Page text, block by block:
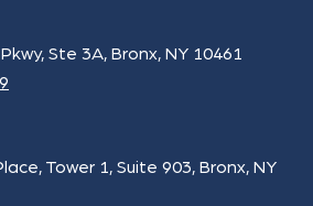
Ste 3A, Bronx, NY 10461
Tower 1, Suite 903, Bronx, NY